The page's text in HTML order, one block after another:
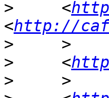
>
     <
<http://
>
>
>
     <
>
>